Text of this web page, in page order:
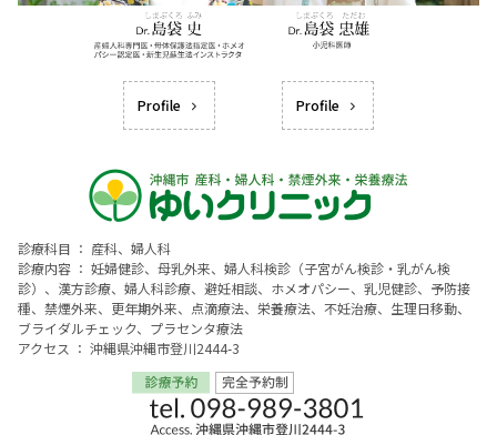
Profile Profile
診療科目 ： 産科、婦人科
診療内容 ： 妊婦健診、母乳外来、婦人科検診（子宮がん検診・乳がん検
診）、漢方診療、婦人科診療、避妊相談、ホメオパシー、乳児健診、予防接
種、禁煙外来、更年期外来、点滴療法、栄養療法、不妊治療、生理日移動、
ブライダルチェック、プラセンタ療法
アクセス ： 沖縄県沖縄市登川2444-3